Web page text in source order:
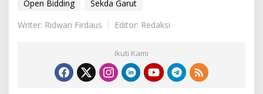
Open Bidding
Sekda Garut
Writer: Ridwan Firdaus
Editor: Redaksi
Ikuti Kami